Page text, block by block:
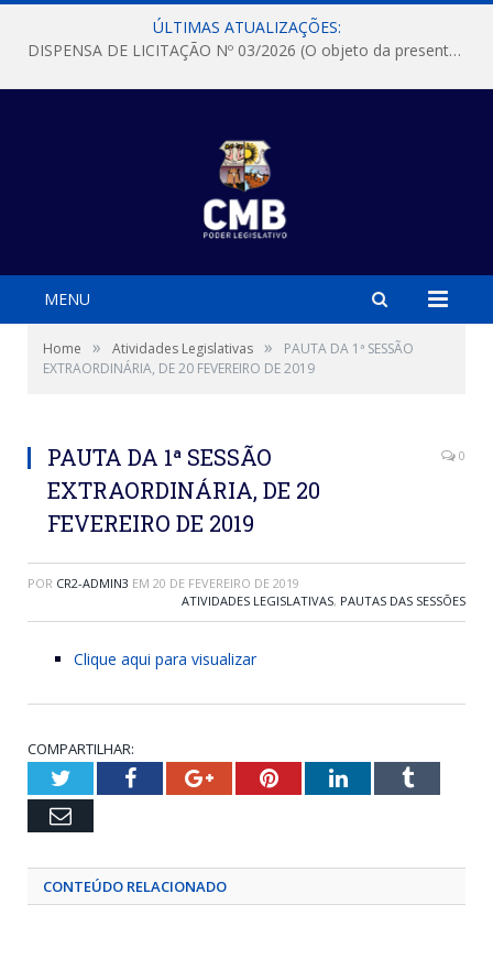
ÚLTIMAS ATUALIZAÇÕES:
DISPENSA DE LICITAÇÃO Nº 03/2026 (O objeto da presente dispensa é a escolha da proposta mais vantajosa para a aquisição, de aparelhos de ar condicionado, tipo Split, com material de instalação e fogão industrial, conforme condições, quantidades e exigências estabelecidas no termo de referencia e neste aviso de contratação direta e seus anexos)
MENU
Home » Atividades Legislativas »
PAUTA DA 1ª SESSÃO
EXTRAORDINÁRIA, DE 20 FEVEREIRO DE 2019
PAUTA DA 1ª SESSÃO
EXTRAORDINÁRIA, DE 20
FEVEREIRO DE 2019
0
POR CR2-ADMIN3 EM 20 DE FEVEREIRO DE 2019
ATIVIDADES LEGISLATIVAS, PAUTAS DAS SESSÕES
Clique aqui para visualizar
COMPARTILHAR:
TwitterFacebookGoogle+PinterestLinkedInTumblr
Email
CONTEÚDO RELACIONADO